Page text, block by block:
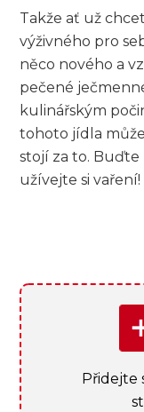
Takže ať už
výživného pro
něco nového a
⁢pečené
kulinářským
tohoto jídla
⁣stojí za to.
užívejte si vaření!
Přidejte